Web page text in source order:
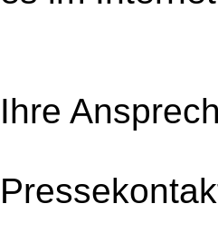
Ihre